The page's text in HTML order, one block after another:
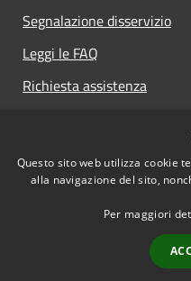
Segnalazione disservizio
Leggi le FAQ
Richiesta assistenza
Questo sito web utilizza cookie
alla navigazione del sito,
Per maggiori